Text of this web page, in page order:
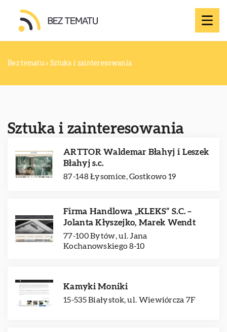
Bez tematu » Sztuka i zainteresowania
Sztuka i zainteresowania
ARTTOR Waldemar Błahyj i Leszek
Błahyj s.c.
87-148 Łysomice, Gostkowo 19
Firma Handlowa „KLEKS” S.C. –
Jolanta Kłyszejko, Marek Wendt
77-100 Bytów, ul. Jana
Kochanowskiego 8-10
Kamyki Moniki
15-535 Białystok, ul. Wiewiórcza 7F